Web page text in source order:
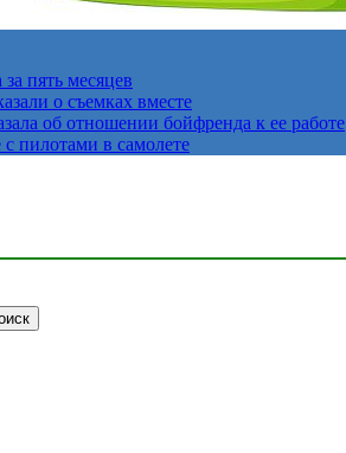
пять месяцев
о съемках вместе
об отношении бойфренда к ее работе
с пилотами в самолете